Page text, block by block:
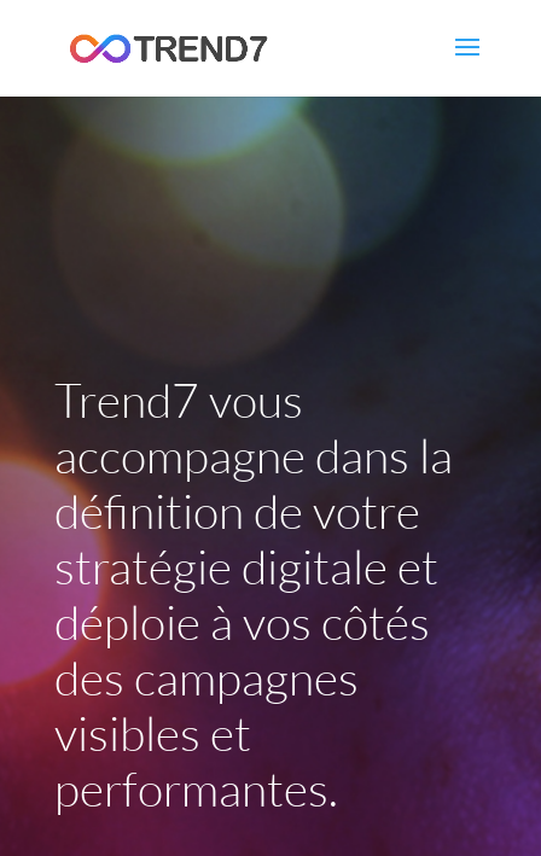
Trend7 vous
accompagne dans la
définition de votre
stratégie digitale et
déploie à vos côtés
des campagnes
visibles et
performantes.